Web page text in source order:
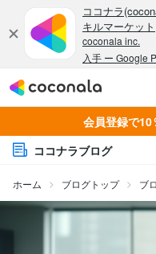
会員登録で10
ココナラブログ
ホーム ブログトップ ブ